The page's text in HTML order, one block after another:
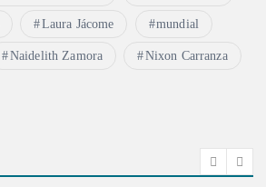
Laura Jácome mundial
Naidelith Zamora Nixon Carranza